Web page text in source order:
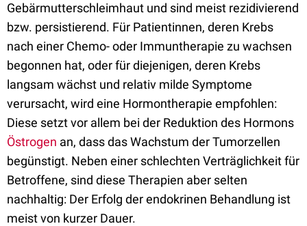
Gebärmutterschleimhaut und sind meist rezidivierend
bzw. persistierend. Für Patientinnen, deren Krebs
nach einer Chemo- oder Immuntherapie zu wachsen
begonnen hat, oder für diejenigen, deren Krebs
langsam wächst und relativ milde Symptome
verursacht, wird eine Hormontherapie empfohlen:
Diese setzt vor allem bei der Reduktion des Hormons
Östrogen an, dass das Wachstum der Tumorzellen
begünstigt. Neben einer schlechten Verträglichkeit für
Betroffene, sind diese Therapien aber selten
nachhaltig: Der Erfolg der endokrinen Behandlung ist
meist von kurzer Dauer.